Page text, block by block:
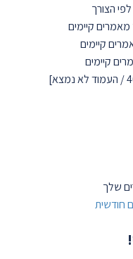
הצורך
קיימים
קיימים
שלך
חודשית